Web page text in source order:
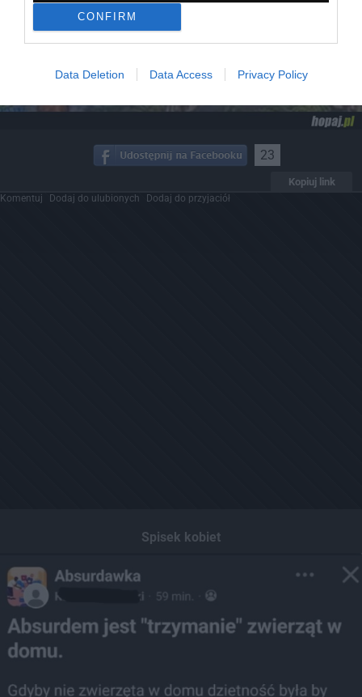
CONFIRM
Data Deletion Data Access Privacy Policy
23
Kopiuj link
Komentuj Dodaj do ulubionych Dodaj do przyjaciół
Spisek kobiet